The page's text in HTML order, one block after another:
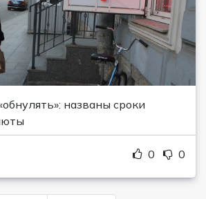
названы сроки
0 0